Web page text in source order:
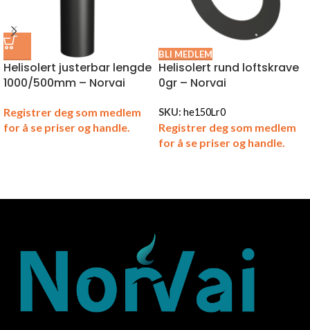
Helisolert justerbar lengde
1000/500mm – Norvai
Registrer deg som medlem
for å se priser og handle.
BLI MEDLEM
Helisolert rund loftskrave
0gr – Norvai
SKU: he150Lr0
Registrer deg som medlem
for å se priser og handle.